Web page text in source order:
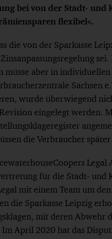
bei von der Stadt- und
flexibel«.
die von der Sparkasse
müsse aber in
Sachsen
wurde überwiegend
eingelegt werden.
die Verbraucher
Legal
für die Stadt- und
mit einem Team um
die Sparkasse Leipzig
mit deren Abwehr
April 2020 hat das